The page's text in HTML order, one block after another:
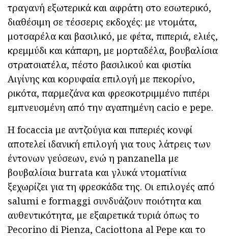
τραγανή εξωτερικά και αφράτη στο εσωτερικό,
διαθέσιμη σε τέσσερις εκδοχές: με ντομάτα,
μοτσαρέλα και βασιλικό, με φέτα, πιπεριά, ελιές,
κρεμμύδι και κάπαρη, με μορταδέλα, βουβαλίσια
στρατσιατέλα, πέστο βασιλικού και φιστίκι
Αιγίνης και κορυφαία επιλογή με πεκορίνο,
ρικότα, παρμεζάνα και φρεσκοτριμμένο πιπέρι
εμπνευσμένη από την αγαπημένη cacio e pepe.
Η focaccia με αντζούγια και πιπεριές κονφί
αποτελεί ιδανική επιλογή για τους λάτρεις των
έντονων γεύσεων, ενώ η panzanella με
βουβαλίσια burrata και γλυκά ντοματίνια
ξεχωρίζει για τη φρεσκάδα της. Οι επιλογές από
salumi e formaggi συνδυάζουν ποιότητα και
αυθεντικότητα, με εξαιρετικά τυριά όπως το
Pecorino di Pienza, Caciottona al Pepe και το